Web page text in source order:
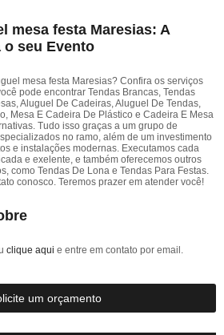
mesa festa Maresias: A
o seu Evento
mesa festa Maresias? Confira os serviços
pode encontrar Tendas Brancas, Tendas
Aluguel De Cadeiras, Aluguel De Tendas,
Mesa E Cadeira De Plástico e Cadeira E Mesa
Tudo isso graças a um grupo de
no ramo, além de um investimento
e instalações modernas. Executamos cada
e exelente, e também oferecemos outros
como Tendas De Lona e Tendas Para Festas.
conosco. Teremos prazer em atender você!
clique aqui e entre em contato por email.
um orçamento